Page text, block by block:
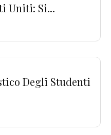
Uniti: Si...
Degli Studenti